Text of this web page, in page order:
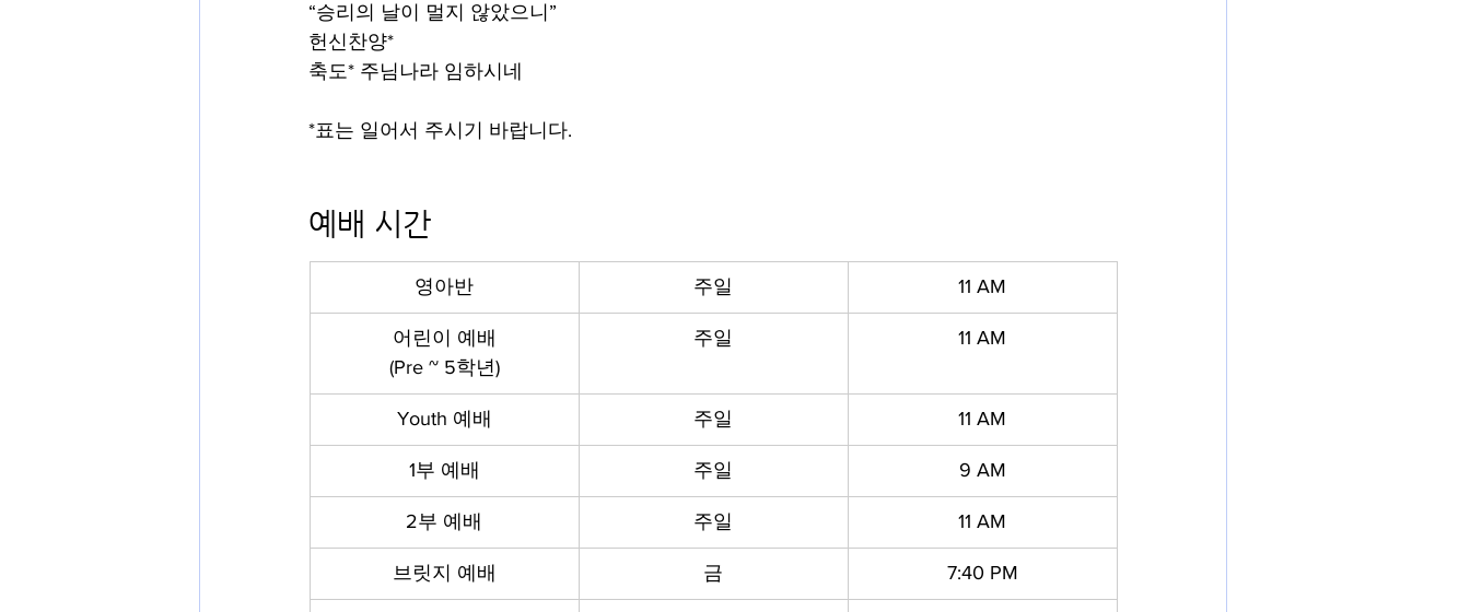
“승리의 날이 멀지 않았으니”
헌신찬양*
축도* 주님나라 임하시네
*표는 일어서 주시기 바랍니다.
예배 시간
영아반 주일 11 AM
어린이 예배
(Pre ~ 5학년)
주일 11 AM
Youth 예배 주일 11 AM
1부 예배 주일 9 AM
2부 예배 주일 11 AM
브릿지 예배 금 7:40 PM